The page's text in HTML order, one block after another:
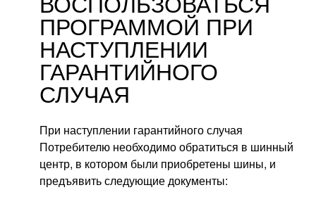
ПРОГРАММОЙ ПРИ
НАСТУПЛЕНИИ
ГАРАНТИЙНОГО
СЛУЧАЯ
При наступлении гарантийного случая
Потребителю необходимо обратиться в шинный
центр, в котором были приобретены шины, и
предъявить следующие документы: